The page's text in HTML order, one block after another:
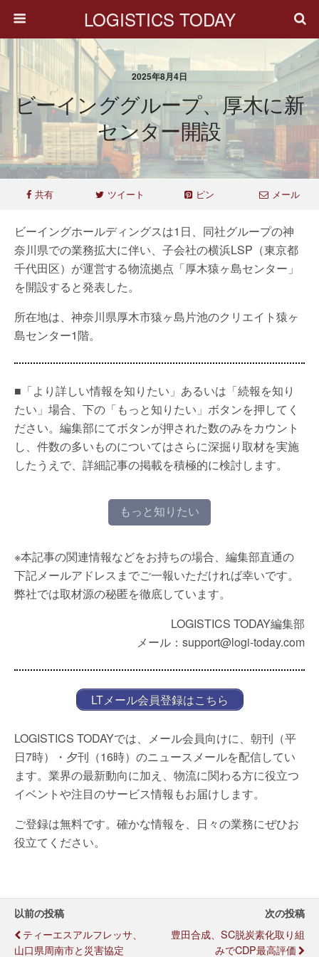
LOGISTICS TODAY
2025年8月4日
ビーインググループ、厚木に新
センター開設
共有 ツイート ピン メール
ビーイングホールディングスは1日、同社グループの神
奈川県での業務拡大に伴い、子会社の横浜LSP（東京都
千代田区）が運営する物流拠点「厚木猿ヶ島センター」
を開設すると発表した。
所在地は、神奈川県厚木市猿ヶ島片池のクリエイト猿ヶ
島センター1階。
■「より詳しい情報を知りたい」あるいは「続報を知り
たい」場合、下の「もっと知りたい」ボタンを押してく
ださい。編集部にてボタンが押された数のみをカウント
し、件数の多いものについてはさらに深掘り取材を実施
したうえで、詳細記事の掲載を積極的に検討します。
もっと知りたい
※本記事の関連情報などをお持ちの場合、編集部直通の
下記メールアドレスまでご一報いただければ幸いです。
弊社では取材源の秘匿を徹底しています。
LOGISTICS TODAY編集部
メール：support@logi-today.com
LTメール会員登録はこちら
LOGISTICS TODAYでは、メール会員向けに、朝刊（平
日7時）・夕刊（16時）のニュースメールを配信してい
ます。業界の最新動向に加え、物流に関わる方に役立つ
イベントや注目のサービス情報もお届けします。
ご登録は無料です。確かな情報を、日々の業務にぜひお
役立てください。
以前の投稿
ティーエスアルフレッサ、
山口県周南市と災害協定
次の投稿
豊田合成、SC脱炭素化取り組
みでCDP最高評価